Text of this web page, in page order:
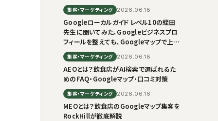
集客・マーケティング 2026.06.18
Googleローカルガイド レベル10の蛭田
先生に聞いてみた。Googleビジネスプロ
フィールを整えても、Googleマップで上に
出ない理由
集客・マーケティング 2026.06.18
AEOとは？飲食店がAI検索で選ばれるた
めのFAQ・Googleマップ・口コミ対策
集客・マーケティング 2026.06.16
MEOとは？飲食店のGoogleマップ集客を
RockHillが徹底解説